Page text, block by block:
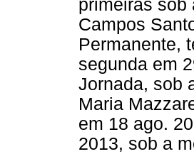
primeiras sob
Campos
Permanente,
segunda em
Jornada, sob
Maria
em 18 ago.
2013, sob a